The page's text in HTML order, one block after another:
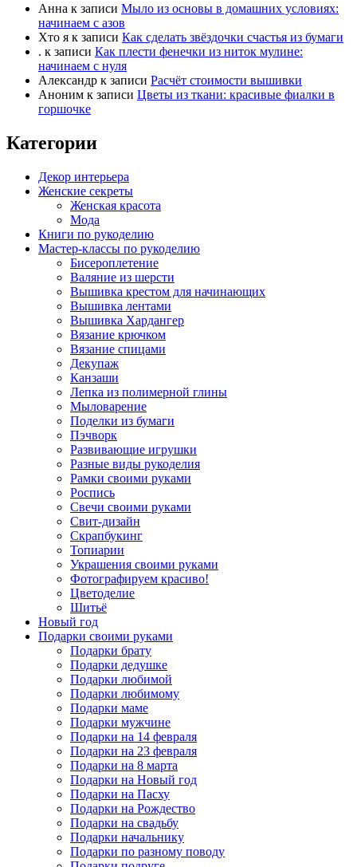
Анна к записи Мыло из основы в домашних условиях:
начинаем с азов
Хто я к записи Как сделать звёздочки счастья из бумаги
. к записи Как плести фенечки из ниток мулине:
начинаем с нуля
Александр к записи Расчёт стоимости вышивки
Аноним к записи Цветы из ткани: красивые фиалки в
горшочке
Категории
Декор интерьера
Женские секреты
Женская красота
Мода
Книги по рукоделию
Мастер-классы по рукоделию
Бисероплетение
Валяние из шерсти
Вышивка крестом для начинающих
Вышивка лентами
Вышивка Хардангер
Вязание крючком
Вязание спицами
Декупаж
Канзаши
Лепка из полимерной глины
Мыловарение
Поделки из бумаги
Пэчворк
Развивающие игрушки
Разные виды рукоделия
Рамки своими руками
Роспись
Свечи своими руками
Свит-дизайн
Скрапбукинг
Топиарии
Украшения своими руками
Фотографируем красиво!
Цветоделие
Шитьё
Новый год
Подарки своими руками
Подарки брату
Подарки дедушке
Подарки любимой
Подарки любимому
Подарки маме
Подарки мужчине
Подарки на 14 февраля
Подарки на 23 февраля
Подарки на 8 марта
Подарки на Новый год
Подарки на Пасху
Подарки на Рождество
Подарки на свадьбу
Подарки начальнику
Подарки по разному поводу